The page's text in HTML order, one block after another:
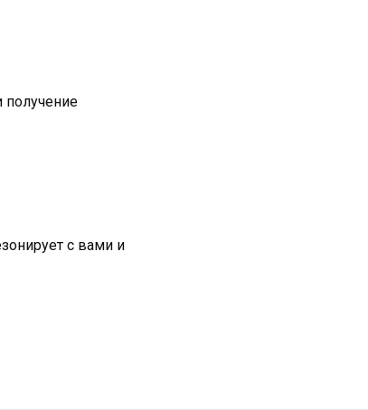
получение
с вами и